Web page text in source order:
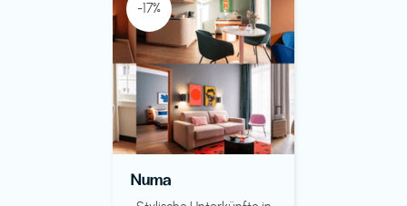
-17%
Numa